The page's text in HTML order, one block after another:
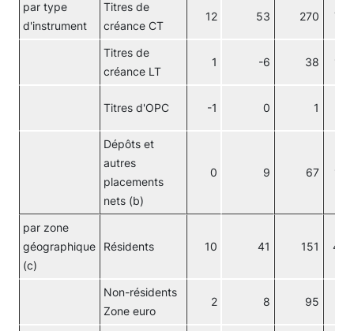
par type
d'instrument
Titres de
créance CT
12 53 270
Titres de
créance LT
1 -6 38
Titres d'OPC -1 0 1
Dépôts et
autres
placements
nets (b)
0 9 67
par zone
géographique
(c)
Résidents 10 41 151
Non-résidents
Zone euro
2 8 95